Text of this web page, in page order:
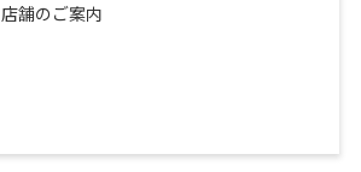
店舗のご案内